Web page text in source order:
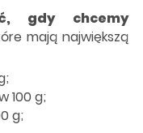
gdy chcemy
mają największą
100 g;
g;